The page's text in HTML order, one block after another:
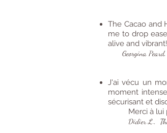
The Cacao and
me to drop
alive and vibrant!
Georgina
J'ai vécu un
moment
sécurisant et
Merci à
Didier L.,